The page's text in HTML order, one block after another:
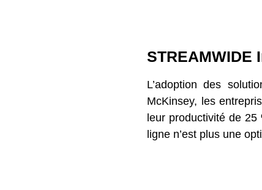
STREAMWIDE
L’adoption des
McKinsey, les
leur productivité de
ligne n’est plus une